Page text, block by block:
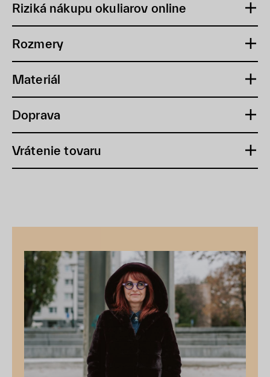
Riziká nákupu okuliarov online
Rozmery
Materiál
Doprava
Vrátenie tovaru